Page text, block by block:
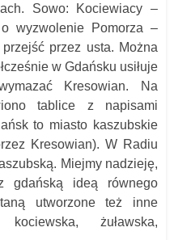
Sowo: Kociewiacy –
wyzwolenie Pomorza –
przez usta. Można
w Gdańsku usiłuje
Kresowian. Na
tablice z napisami
to miasto kaszubskie
Kresowian). W Radiu
Miejmy nadzieję,
ideą równego
utworzone też inne
żuławska,